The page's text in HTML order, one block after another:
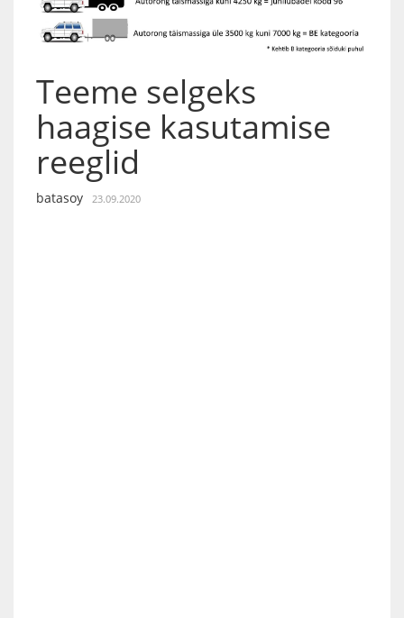
Teeme selgeks
haagise kasutamise
reeglid
batasoy 23.09.2020